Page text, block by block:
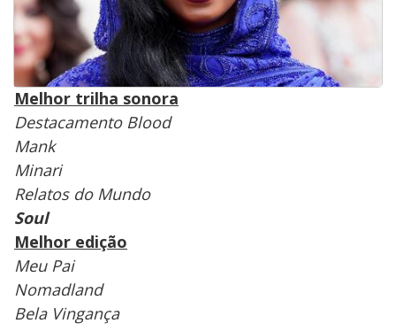
Melhor trilha sonora
Destacamento Blood
Mank
Minari
Relatos do Mundo
Soul
Melhor edição
Meu Pai
Nomadland
Bela Vingança